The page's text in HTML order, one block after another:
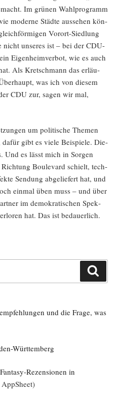
Im grü­nen Wahl­pro­gramm
moder­ne Städ­te aus­se­hen kön­
Vor­ort-Sied­lung
unse­res ist – bei der CDU-
Eigen­heim­ver­bot, wie es auch
Als Kret­sch­mann das erläu­
was ich von die­sem
CDU zur, sagen wir mal,
um poli­ti­sche The­men
dafür gibt es vie­le Bei­spie­le. Die­
Und es lässt mich in Sor­gen
Bou­le­vard schielt, tech­
Sen­dung abge­lie­fert hat, und
ein­mal üben muss – und über
im demo­kra­ti­schen Spek­
hat. Das ist bedauerlich.
und die Frage, was
Württemberg
Rezensionen in